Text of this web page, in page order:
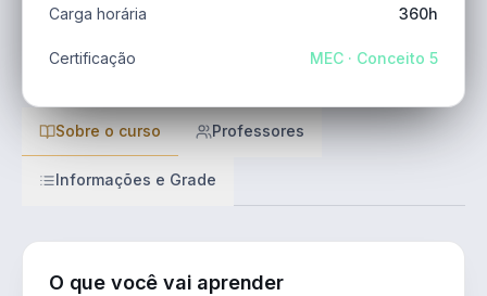
Sobre o curso Professores
Informações e Grade
O que você vai aprender
Carga horária 360h
Certificação MEC · Conceito 5